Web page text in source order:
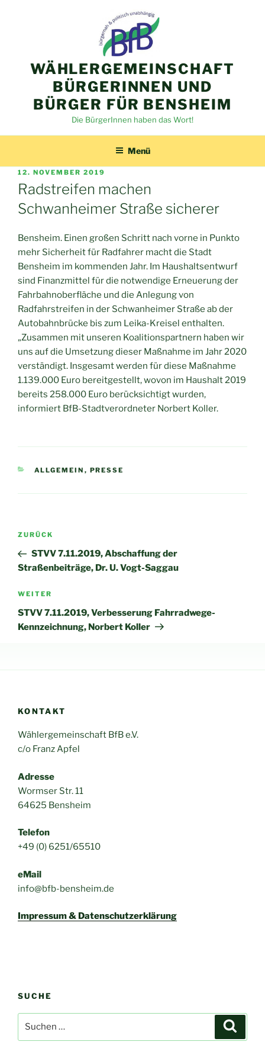
WÄHLERGEMEINSCHAFT
BÜRGERINNEN UND
BÜRGER FÜR BENSHEIM
Die BürgerInnen haben das Wort!
Menü
VERÖFFENTLICHT
AM
12. NOVEMBER 2019
Radstreifen machen
Schwanheimer Straße sicherer
Bensheim. Einen großen Schritt nach vorne in Punkto
mehr Sicherheit für Radfahrer macht die Stadt
Bensheim im kommenden Jahr. Im Haushaltsentwurf
sind Finanzmittel für die notwendige Erneuerung der
Fahrbahnoberfläche und die Anlegung von
Radfahrstreifen in der Schwanheimer Straße ab der
Autobahnbrücke bis zum Leika-Kreisel enthalten.
„Zusammen mit unseren Koalitionspartnern haben wir
uns auf die Umsetzung dieser Maßnahme im Jahr 2020
verständigt. Insgesamt werden für diese Maßnahme
1.139.000 Euro bereitgestellt, wovon im Haushalt 2019
bereits 258.000 Euro berücksichtigt wurden,
informiert BfB-Stadtverordneter Norbert Koller.
KATEGORIEN
ALLGEMEIN , PRESSE
Beitragsnavigation
Vorheriger
Beitrag
ZURÜCK
STVV 7.11.2019, Abschaffung der
Straßenbeiträge, Dr. U. Vogt-Saggau
Nächster
Beitrag
WEITER
STVV 7.11.2019, Verbesserung Fahrradwege-
Kennzeichnung, Norbert Koller
KONTAKT
Wählergemeinschaft BfB e.V.
c/o Franz Apfel
Adresse
Wormser Str. 11
64625 Bensheim
Telefon
+49 (0) 6251/65510
eMail
info@bfb-bensheim.de
Impressum & Datenschutzerklärung
SUCHE
nach: